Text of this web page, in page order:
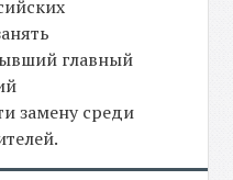
главный
замену среди